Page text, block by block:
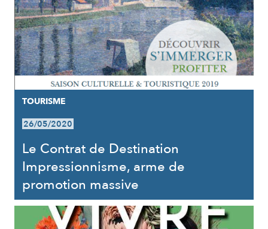
TOURISME
26/05/2020
Le Contrat de Destination
Impressionnisme, arme de
promotion massive